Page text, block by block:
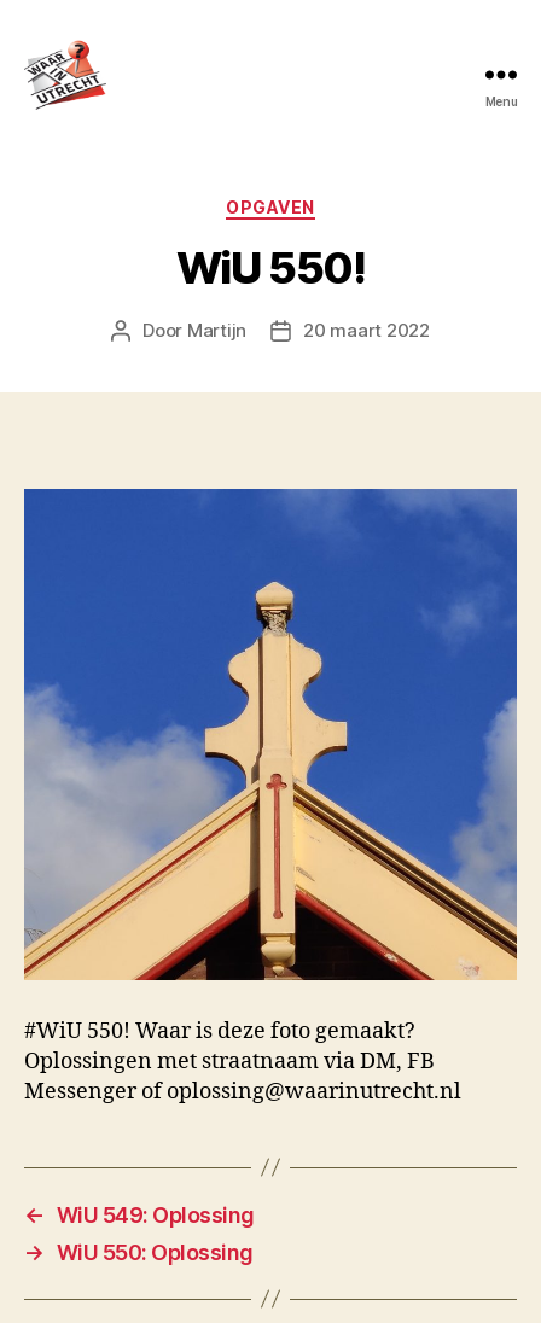
Menu
Categorieën
OPGAVEN
WiU 550!
Berichtauteur
Door Martijn Berichtdatum
20 maart 2022
#WiU 550! Waar is deze foto gemaakt?
Oplossingen met straatnaam via DM, FB
Messenger of oplossing@waarinutrecht.nl
← WiU 549: Oplossing
→ WiU 550: Oplossing